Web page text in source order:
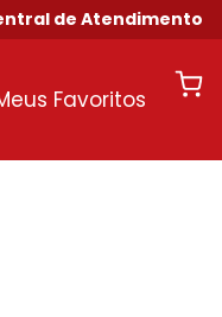
de Atendimento
Favoritos